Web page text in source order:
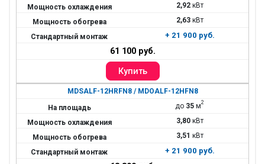
2,92кВт
2,63кВт
+ 21 900 руб.
61 100 руб.
MDSALF-12HRFN8 / MDOALF-12HFN8
до 35 м2
3,80кВт
3,51 кВт
+ 21 900 руб.